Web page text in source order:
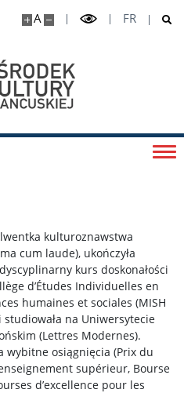
A FR
kulturoznawstwa
cum laude), ukończyła
kurs doskonałości
d’Études Individuelles en
humaines et sociales (MISH
studiowała na Uniwersytecie
(Lettres Modernes).
wybitne osiągnięcia (Prix du
supérieur, Bourse
d’excellence pour les